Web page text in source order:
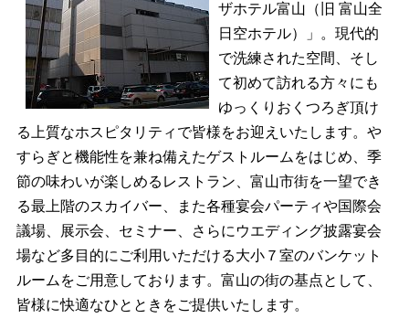
ザホテル富山（旧 富山全
日空ホテル）」。現代的
で洗練された空間、そし
て初めて訪れる方々にも
ゆっくりおくつろぎ頂け
る上質なホスピタリティで皆様をお迎えいたします。や
すらぎと機能性を兼ね備えたゲストルームをはじめ、季
節の味わいが楽しめるレストラン、富山市街を一望でき
る最上階のスカイバー、また各種宴会パーティや国際会
議場、展示会、セミナー、さらにウエディング披露宴会
場など多目的にご利用いただける大小７室のバンケット
ルームをご用意しております。富山の街の基点として、
皆様に快適なひとときをご提供いたします。